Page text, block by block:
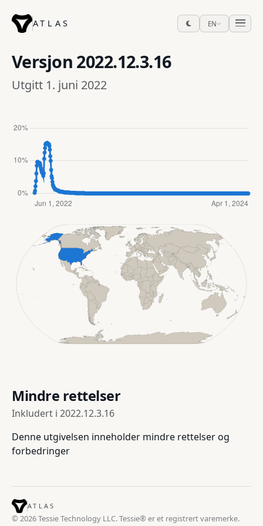
ATLAS EN
Versjon 2022.12.3.16
Utgitt 1. juni 2022
Mindre rettelser
Inkludert i 2022.12.3.16
Denne utgivelsen inneholder mindre rettelser og
forbedringer
ATLAS
© 2026 Tessie Technology LLC. Tessie® er et registrert varemerke.